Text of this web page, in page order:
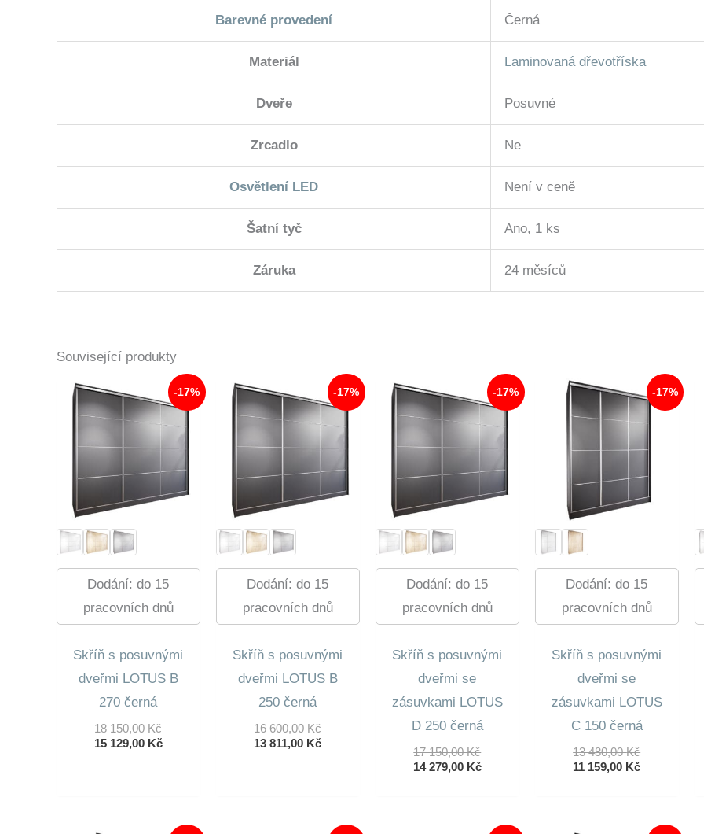
Barevné provedení Černá
Materiál Laminovaná dřevotříska
Dveře Posuvné
Zrcadlo Ne
Osvětlení LED Není v ceně
Šatní tyč Ano, 1 ks
Záruka 24 měsíců
Související produkty
-17%
Dodání: do 15
pracovních dnů
Skříň s posuvnými
dveřmi LOTUS B
270 černá
18 150,00KčPůvodní
Cena
15 129,00 KčAktuální
-17%
Dodání: do 15
pracovních dnů
Skříň s posuvnými
dveřmi LOTUS B
250 černá
16 600,00KčPůvodní
Cena
13 811,00 KčAktuální
-17%
Dodání: do 15
pracovních dnů
Skříň s posuvnými
dveřmi se
zásuvkami LOTUS
D 250 černá
17 150,00KčPůvodní
Cena
14 279,00 KčAktuální
279,00 Kč.
-17%
Dodání: do 15
pracovních dnů
Skříň s posuvnými
dveřmi se
zásuvkami LOTUS
C 150 černá
13 480,00KčPůvodní
Cena
11 159,00 KčAktuální
159,00 Kč.